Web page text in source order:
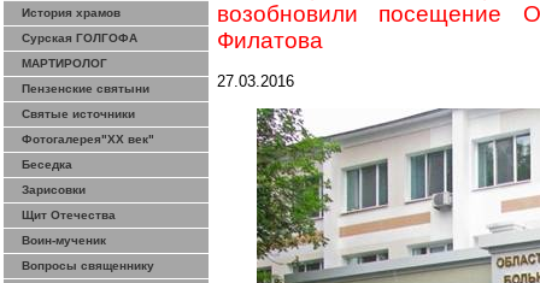
История храмов
Сурская ГОЛГОФА
МАРТИРОЛОГ
Пензенские святыни
Святые источники
Фотогалерея"ХХ век"
Беседка
Зарисовки
Щит Отечества
Воин-мученик
Вопросы священнику
возобновили посещение
Филатова
27.03.2016